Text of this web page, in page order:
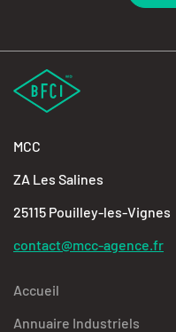
MCC
ZA Les Salines
25115 Pouilley-les-Vignes
contact@mcc-agence.fr
Accueil
Annuaire Industriels